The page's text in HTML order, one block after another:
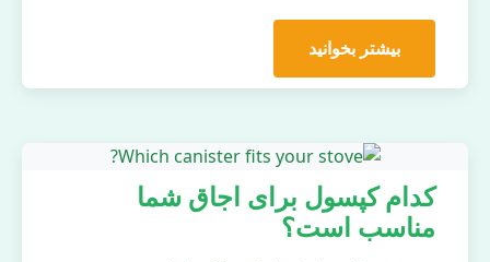
بیشتر بخوانید
کدام کپسول برای اجاق شما
مناسب است؟